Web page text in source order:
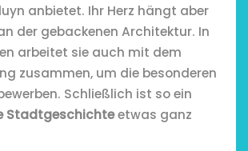
anbietet. Ihr Herz hängt aber
der gebackenen Architektur. In
arbeitet sie auch mit dem
zusammen, um die besonderen
Schließlich ist so ein
Stadtgeschichteetwas ganz